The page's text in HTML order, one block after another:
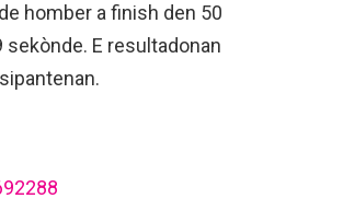
homber a finish den 50
E resultadonan